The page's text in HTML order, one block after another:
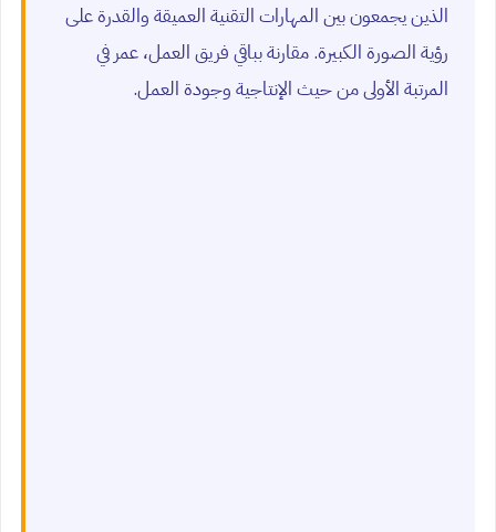
الذين يجمعون بين المهارات التقنية العميقة والقدرة على
رؤية الصورة الكبيرة. مقارنة بباقي فريق العمل، عمر في
المرتبة الأولى من حيث الإنتاجية وجودة العمل.